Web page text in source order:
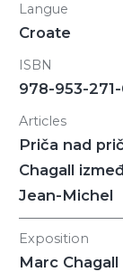
Langue
Croate
ISBN
978-953-
Articles
Priča nad
Chagall
Jean-Michel
Exposition
Marc